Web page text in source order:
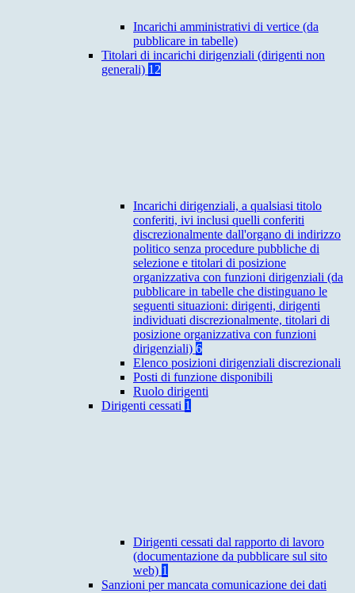
Incarichi amministrativi di vertice (da
pubblicare in tabelle)
Titolari di incarichi dirigenziali (dirigenti non
generali) 12
Incarichi dirigenziali, a qualsiasi titolo
conferiti, ivi inclusi quelli conferiti
discrezionalmente dall'organo di indirizzo
politico senza procedure pubbliche di
selezione e titolari di posizione
organizzativa con funzioni dirigenziali (da
pubblicare in tabelle che distinguano le
seguenti situazioni: dirigenti, dirigenti
individuati discrezionalmente, titolari di
posizione organizzativa con funzioni
dirigenziali) 6
Elenco posizioni dirigenziali discrezionali
Posti di funzione disponibili
Ruolo dirigenti
Dirigenti cessati 1
Dirigenti cessati dal rapporto di lavoro
(documentazione da pubblicare sul sito
web) 1
Sanzioni per mancata comunicazione dei dati